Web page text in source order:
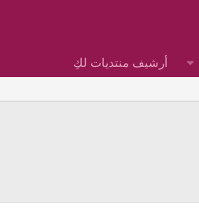
أرشيف منتديات لكِ